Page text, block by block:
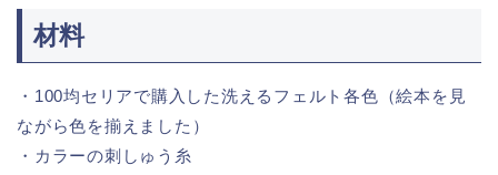
材料
・100均セリアで購入した洗えるフェルト各色（絵本を見
ながら色を揃えました）
・カラーの刺しゅう糸